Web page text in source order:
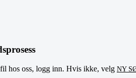
hos oss, logg inn. Hvis ikke, velg NY